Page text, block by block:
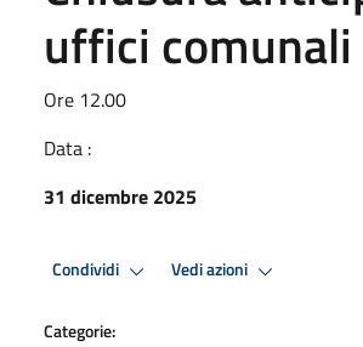
uffici comunali
Ore 12.00
Data :
31 dicembre 2025
Condividi Vedi azioni
Categorie: